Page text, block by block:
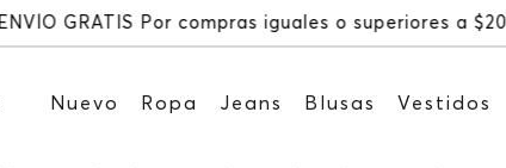
Nuevo Ropa Jeans Blusas Vestidos